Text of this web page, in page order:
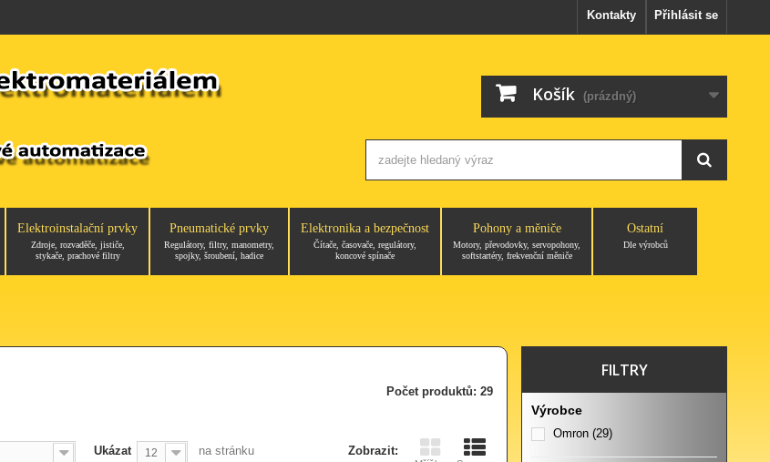
Přihlásit se
Kontakty
Košík (prázdný)
Elektroinstalační prvky
Zdroje, rozvaděče, jističe,
stykače, prachové filtry
Pneumatické prvky
Regulátory, filtry, manometry,
spojky, šroubení, hadice
Elektronika a bezpečnost
Čítače, časovače, regulátory,
koncové spínače
Pohony a měniče
Motory, převodovky, servopohony,
softstartéry, frekvenční měniče
Ostatní
Dle výrobců
Počet produktů: 29
Zobrazit:
Ukázat 12 na stránku
FILTRY
Výrobce
Omron (29)